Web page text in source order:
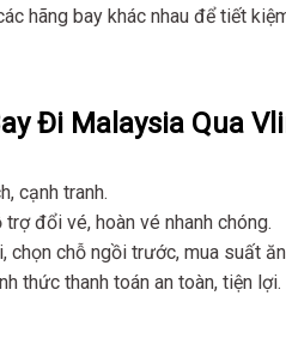
hãng bay khác nhau để tiết
Đi Malaysia Qua
cạnh tranh.
đổi vé, hoàn vé nhanh chóng.
chọn chỗ ngồi trước, mua suất
thức thanh toán an toàn, tiện lợi.